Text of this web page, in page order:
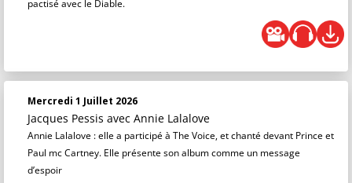
pactisé avec le Diable.
Mercredi 1 Juillet 2026
Jacques Pessis avec Annie Lalalove
Annie Lalalove : elle a participé à The Voice, et chanté devant Prince et
Paul mc Cartney. Elle présente son album comme un message
d’espoir